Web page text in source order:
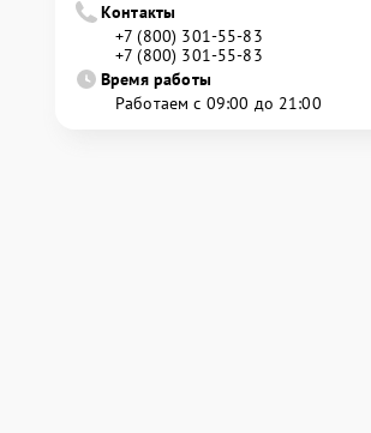
Контакты
+7 (800) 301-55-83
+7 (800) 301-55-83
Время работы
Работаем с 09:00 до 21:00